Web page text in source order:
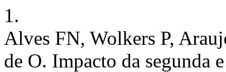
1.
Alves FN, Wolkers P,
de O. Impacto da segunda